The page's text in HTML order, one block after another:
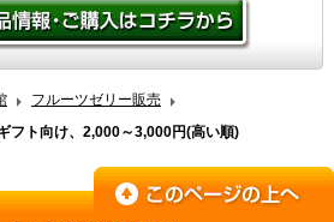
フルーツゼリー販売
フト向け、2,000～3,000円(高い順)